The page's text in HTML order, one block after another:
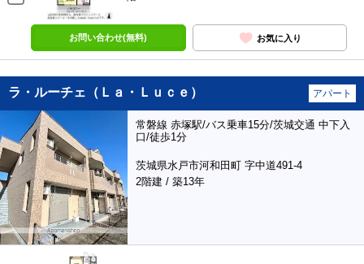
お問い合わせ(無料) お気に入り
ラ・ルーチェ（Ｌａ・Ｌｕｃｅ） アパート
常磐線 赤塚駅/バス乗車15分/茨城交通 中下入
口/徒歩1分
茨城県水戸市河和田町 字中道491-4
2階建 / 築13年